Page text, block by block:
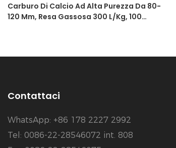
Carburo Di Calcio Ad Alta Purezza Da 80-
120 Mm, Resa Gassosa 300 L/kg, 100
Contattaci
WhatsApp: +86 178 2227 2992
Tel: 0086-22-28546072 int. 808